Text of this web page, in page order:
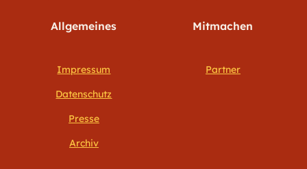
Allgemeines
Impressum
Datenschutz
Presse
Archiv
Mitmachen
Partner